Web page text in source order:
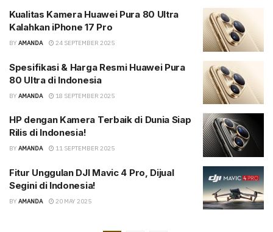
Kualitas Kamera Huawei Pura 80 Ultra
Kalahkan iPhone 17 Pro
BY AMANDA 24 SEPTEMBER 2025
Spesifikasi & Harga Resmi Huawei Pura
80 Ultra di Indonesia
BY AMANDA 18 SEPTEMBER 2025
HP dengan Kamera Terbaik di Dunia Siap
Rilis di Indonesia!
BY AMANDA 11 SEPTEMBER 2025
Fitur Unggulan DJI Mavic 4 Pro, Dijual
Segini di Indonesia!
BY AMANDA 20 MAY 2025